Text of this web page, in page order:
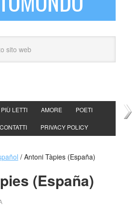
PIÙ LETTI AMORE POETI
CONTATTI PRIVACY POLICY
/Antoni Tàpies (España)
(España)